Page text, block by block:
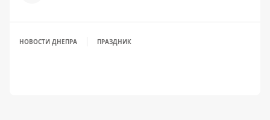
НОВОСТИ ДНЕПРА ПРАЗДНИК